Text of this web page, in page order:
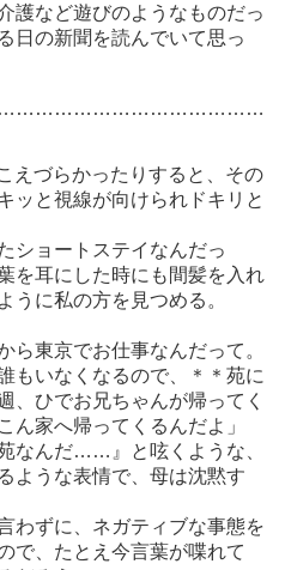
護など遊びのようなものだっ
日の新聞を読んでいて思っ
づらかったりすると、その
ッと視線が向けられドキリと
ショートステイなんだっ
耳にした時にも間髪を入れ
うに私の方を見つめる。
東京でお仕事なんだって。
もいなくなるので、＊＊苑に
、ひでお兄ちゃんが帰ってく
ん家へ帰ってくるんだよ」
なんだ……』と呟くような、
ような表情で、母は沈黙す
わずに、ネガティブな事態を
で、たとえ今言葉が喋れて